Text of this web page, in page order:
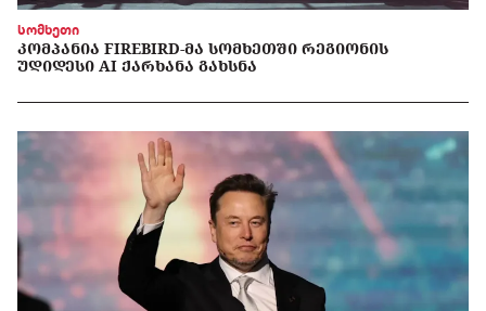
სომხეთი
ᲙᲝᲛᲞᲐᲜᲘᲐ FIREBIRD-ᲛᲐ ᲡᲝᲛᲮᲔᲗᲨᲘ ᲠᲔᲒᲘᲝᲜᲘᲡ
ᲣᲓᲘᲓᲔᲡᲘ AI ᲥᲐᲠᲮᲐᲜᲐ ᲒᲐᲮᲡᲜᲐ